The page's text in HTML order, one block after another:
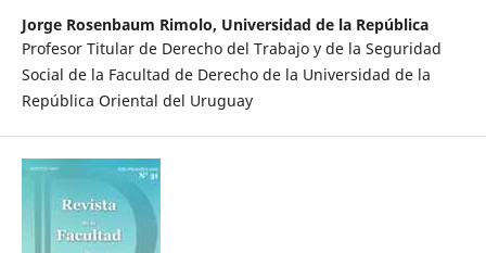
Jorge Rosenbaum Rimolo, Universidad de la República
Profesor Titular de Derecho del Trabajo y de la Seguridad
Social de la Facultad de Derecho de la Universidad de la
República Oriental del Uruguay